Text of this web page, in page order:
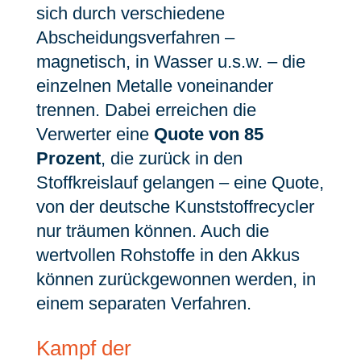
sich durch verschiedene
Abscheidungsverfahren –
magnetisch, in Wasser u.s.w. – die
einzelnen Metalle voneinander
trennen. Dabei erreichen die
Verwerter eine Quote von 85
Prozent, die zurück in den
Stoffkreislauf gelangen – eine Quote,
von der deutsche Kunststoffrecycler
nur träumen können. Auch die
wertvollen Rohstoffe in den Akkus
können zurückgewonnen werden, in
einem separaten Verfahren.
Kampf der